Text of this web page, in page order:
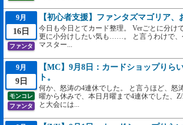
9月
16日
ファンタ
【初心者支援】ファンタズマゴリア、
今日も今日とてカード整理。 Verごとに分け
更に小分けしたい気も……。 と言うわけで、
マスター...
9月
9日
モンコレ
ファンタ
【MC】9月8日：カードショップりら
ト。
何か、怒涛の4連休でした。 と言うほど、怒
曜から休みで、本日月曜まで4連休でした、
と大会には...